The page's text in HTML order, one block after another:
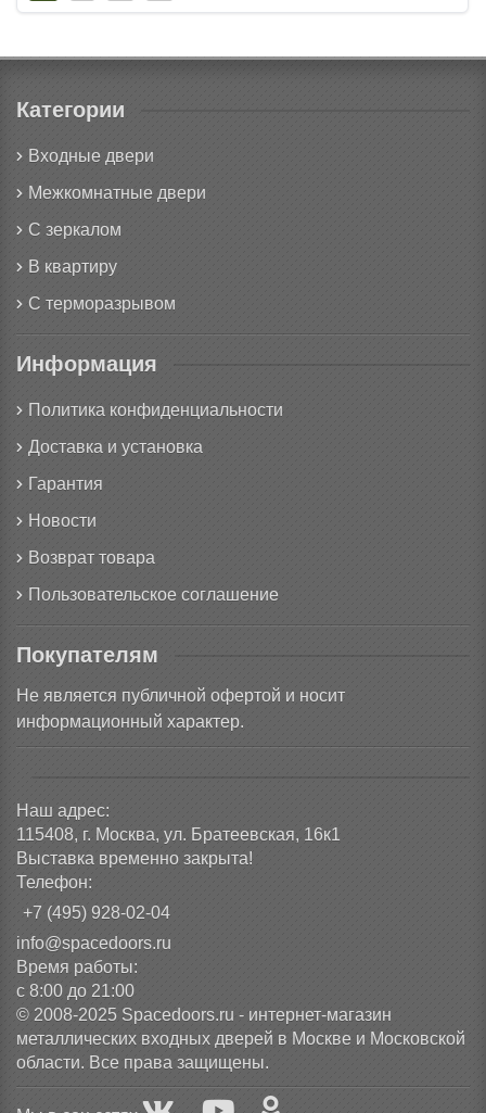
Категории
Входные двери
Межкомнатные двери
С зеркалом
В квартиру
С терморазрывом
Информация
Политика конфиденциальности
Доставка и установка
Гарантия
Новости
Возврат товара
Пользовательское соглашение
Покупателям
Не является публичной офертой и носит
информационный характер.
Наш адрес:
115408, г. Москва, ул. Братеевская, 16к1
Выставка временно закрыта!
Телефон:
+7 (495) 928-02-04
info@spacedoors.ru
Время работы:
с 8:00 до 21:00
© 2008-2025 Spacedoors.ru - интернет-магазин
металлических входных дверей в Москве и Московской
области. Все права защищены.